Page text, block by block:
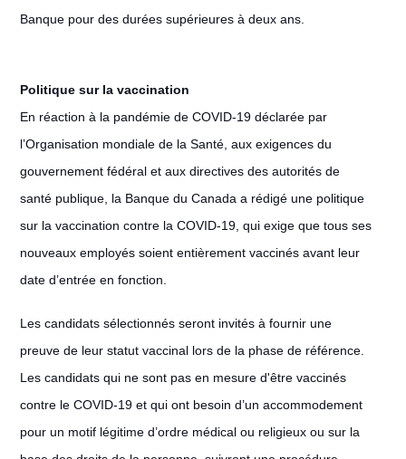
Banque pour des durées supérieures à deux ans.
Politique sur la vaccination
En réaction à la pandémie de COVID-19 déclarée par
l’Organisation mondiale de la Santé, aux exigences du
gouvernement fédéral et aux directives des autorités de
santé publique, la Banque du Canada a rédigé une politique
sur la vaccination contre la COVID-19, qui exige que tous ses
nouveaux employés soient entièrement vaccinés avant leur
date d’entrée en fonction.
Les candidats sélectionnés seront invités à fournir une
preuve de leur statut vaccinal lors de la phase de référence.
Les candidats qui ne sont pas en mesure d'être vaccinés
contre le COVID-19 et qui ont besoin d’un accommodement
pour un motif légitime d’ordre médical ou religieux ou sur la